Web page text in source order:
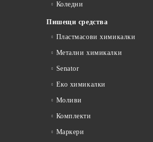
Коледни
Пишещи средства
Пластмасови химикалки
Метални химикалки
Senator
Еко химикалки
Моливи
Комплекти
Маркери